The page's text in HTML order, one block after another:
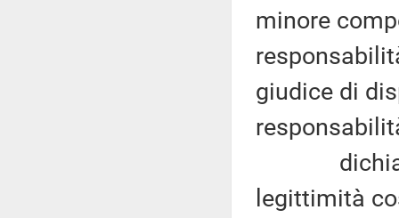
minore
giudice di
dichiara
legittimità